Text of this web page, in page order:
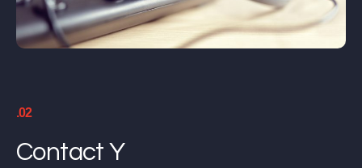
.02
Contact Y